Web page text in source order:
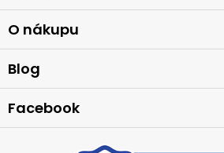
p
a
t
O nákupu
Blog
Facebook